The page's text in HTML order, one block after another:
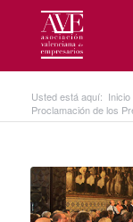
Usted está aquí: Inicio
Proclamación de los